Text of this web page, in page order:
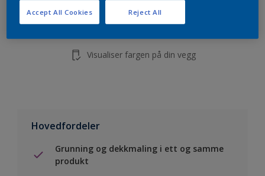
Visualiser fargen på din vegg
Hovedfordeler
Grunning og dekkmaling i ett og samme
produkt
Reject All
Accept All Cookies